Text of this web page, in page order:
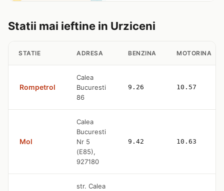
Statii mai ieftine in Urziceni
STATIE ADRESA BENZINA MOTORINA
Rompetrol
Calea
Bucuresti
86
9.26 10.57
Mol
Calea
Bucuresti
Nr 5
(E85),
927180
9.42 10.63
str. Calea